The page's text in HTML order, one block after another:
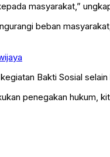
masyarakat,”
beban
Bakti Sosial
penegakan hukum,